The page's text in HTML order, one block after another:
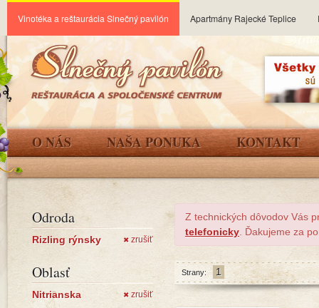
Vinotéka a reštaurácia Slnečný pavilón Apartmány Rajecké Teplice
O NÁS NAŠA PONUKA KONTAKT
Odroda
Rizling rýnsky ✖ zrušiť
Oblasť
Nitrianska ✖ zrušiť
Z technických dôvodov Vás
telefonicky . Ďakujeme za
Strany: 1